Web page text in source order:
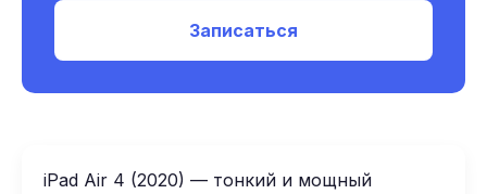
Записаться
iPad Air 4 (2020) — тонкий и мощный